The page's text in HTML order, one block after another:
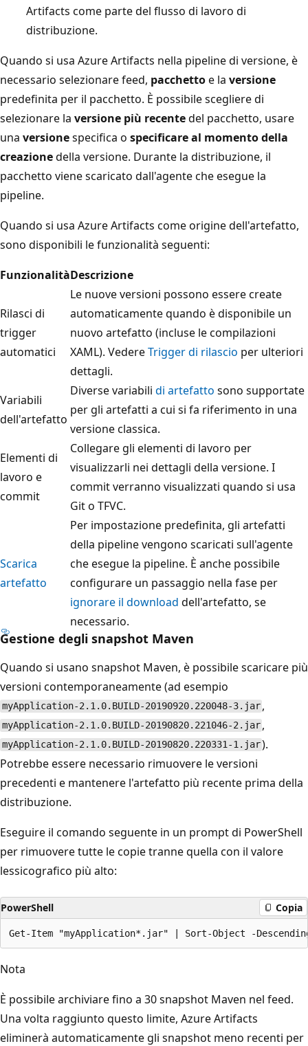
Artifacts come parte del flusso di lavoro di
distribuzione.
Quando si usa Azure Artifacts nella pipeline di versione, è
necessario selezionare feed, pacchettoe la versione
predefinita per il pacchetto. È possibile scegliere di
selezionare la versione più recentedel pacchetto, usare
una versionespecifica o specificare al momento della
creazionedella versione. Durante la distribuzione, il
pacchetto viene scaricato dall'agente che esegue la
pipeline.
Quando si usa Azure Artifacts come origine dell'artefatto,
sono disponibili le funzionalità seguenti:
FunzionalitàDescrizione
Rilasci di
trigger
automatici
Le nuove versioni possono essere create
automaticamente quando è disponibile un
nuovo artefatto (incluse le compilazioni
XAML). VedereTrigger di rilascio per ulteriori
dettagli.
Variabili
dell'artefatto
Diverse variabili di artefatto sono supportate
per gli artefatti a cui si fa riferimento in una
versione classica.
Elementi di
lavoro e
commit
Collegare gli elementi di lavoro per
visualizzarli nei dettagli della versione. I
commit verranno visualizzati quando si usa
Git o TFVC.
Scarica
artefatto
Per impostazione predefinita, gli artefatti
della pipeline vengono scaricati sull'agente
che esegue la pipeline. È anche possibile
configurare un passaggio nella fase per
ignorare il download dell'artefatto, se
necessario.
Gestione degli snapshot Maven
Quando si usano snapshot Maven, è possibile scaricare più
versioni contemporaneamente (ad esempio
myApplication-2.1.0.BUILD-20190920.220048-3.jar ,
myApplication-2.1.0.BUILD-20190820.221046-2.jar ,
myApplication-2.1.0.BUILD-20190820.220331-1.jar).
Potrebbe essere necessario rimuovere le versioni
precedenti e mantenere l'artefatto più recente prima della
distribuzione.
Eseguire il comando seguente in un prompt di PowerShell
per rimuovere tutte le copie tranne quella con il valore
lessicografico più alto:
PowerShell Copia
Nota
È possibile archiviare fino a 30 snapshot Maven nel feed.
Una volta raggiunto questo limite, Azure Artifacts
eliminerà automaticamente gli snapshot meno recenti per